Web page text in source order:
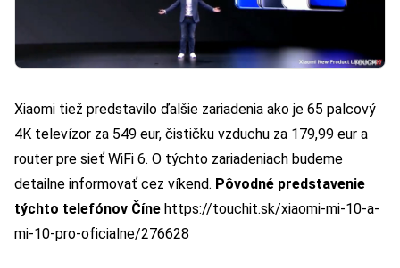
Xiaomi tiež predstavilo ďalšie zariadenia ako je 65 palcový
4K televízor za 549 eur, čističku vzduchu za 179,99 eur a
router pre sieť WiFi 6. O týchto zariadeniach budeme
detailne informovať cez víkend. Pôvodné predstavenie
týchto telefónov Číne https://touchit.sk/xiaomi-mi-10-a-
mi-10-pro-oficialne/276628